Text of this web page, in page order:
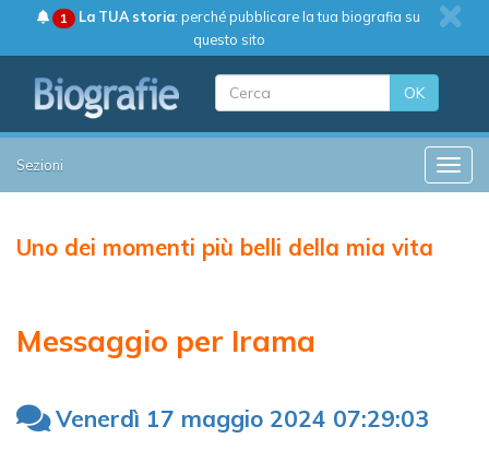
1 La TUA storia: perché pubblicare la tua biografia su
questo sito
OK
Sezioni
Uno dei momenti più belli della mia vita
Messaggio per Irama
Venerdì 17 maggio 2024 07:29:03